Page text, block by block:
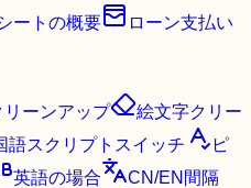
ートの概要
ローン支払い
リーンアップ
絵文字クリー
語スクリプトスイッチ
ピ
英語の場合
CN/EN間隔